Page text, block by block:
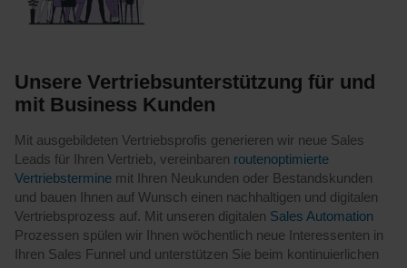
Unsere Vertriebsunterstützung für und
mit Business Kunden
Mit ausgebildeten Vertriebsprofis generieren wir neue Sales
Leads für Ihren Vertrieb, vereinbaren routenoptimierte
Vertriebstermine mit Ihren Neukunden oder Bestandskunden
und bauen Ihnen auf Wunsch einen nachhaltigen und digitalen
Vertriebsprozess auf. Mit unseren digitalen Sales Automation
Prozessen spülen wir Ihnen wöchentlich neue Interessenten in
Ihren Sales Funnel und unterstützen Sie beim kontinuierlichen